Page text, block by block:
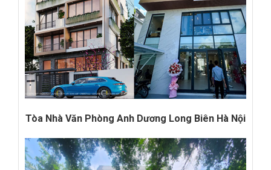
Tòa Nhà Văn Phòng Anh Dương Long Biên Hà Nội